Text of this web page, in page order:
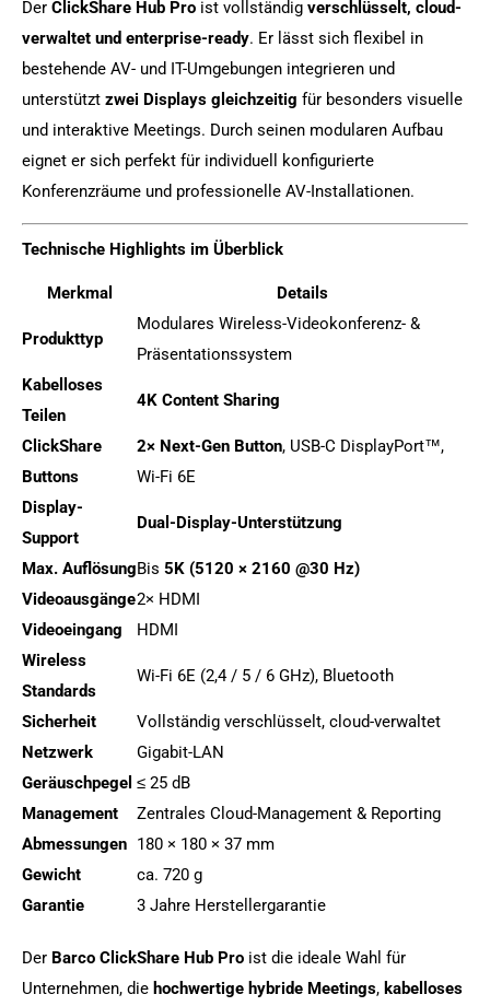
Der ClickShare Hub Pro ist vollständig verschlüsselt, cloud-
verwaltet und enterprise-ready. Er lässt sich flexibel in
bestehende AV- und IT-Umgebungen integrieren und
unterstützt zwei Displays gleichzeitig für besonders visuelle
und interaktive Meetings. Durch seinen modularen Aufbau
eignet er sich perfekt für individuell konfigurierte
Konferenzräume und professionelle AV-Installationen.
Technische Highlights im Überblick
Merkmal Details
Produkttyp
Modulares Wireless-Videokonferenz- &
Präsentationssystem
Kabelloses
Teilen
4K Content Sharing
ClickShare
Buttons
2× Next-Gen Button, USB-C DisplayPort™,
Wi-Fi 6E
Display-
Support
Dual-Display-Unterstützung
Max. AuflösungBis 5K (5120 × 2160 @30 Hz)
Videoausgänge2× HDMI
Videoeingang
HDMI
Wireless
Standards
Wi-Fi 6E (2,4 / 5 / 6 GHz), Bluetooth
Sicherheit
Vollständig verschlüsselt, cloud-verwaltet
Netzwerk
Gigabit-LAN
Geräuschpegel ≤ 25 dB
Management
Zentrales Cloud-Management & Reporting
Abmessungen 180 × 180 × 37 mm
Gewicht
ca. 720 g
Garantie
3 Jahre Herstellergarantie
Der Barco ClickShare Hub Pro ist die ideale Wahl für
Unternehmen, die hochwertige hybride Meetings, kabelloses